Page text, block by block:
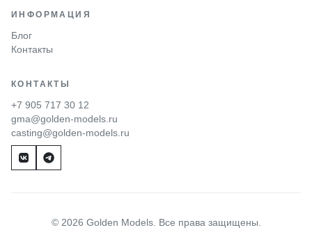
ИНФОРМАЦИЯ
Блог
Контакты
КОНТАКТЫ
+7 905 717 30 12
gma@golden-models.ru
casting@golden-models.ru
© 2026 Golden Models. Все права защищены.